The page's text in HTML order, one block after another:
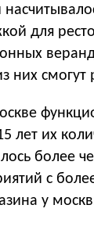
для
них смогут
лет их
более
с
у